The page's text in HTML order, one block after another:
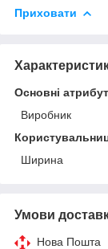
Приховати
Основні
Виробник
Ширина
Умови
Нова Пошта